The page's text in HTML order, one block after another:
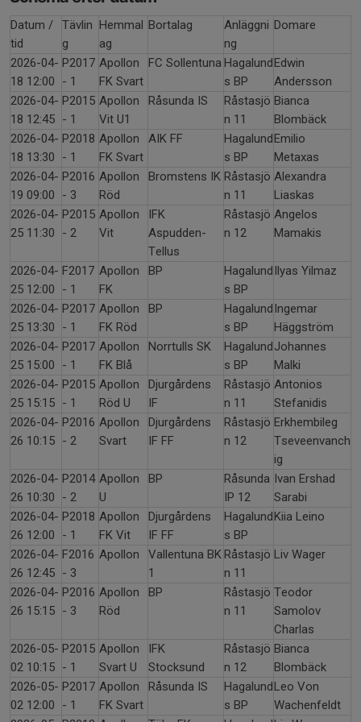
Datum /
tid
Tävlin
g
Hemmal
ag
Bortalag
Anläggni
ng
Domare
2026-04-
18 12:00
P2017
- 1
Apollon
FK Svart
FC Sollentuna Hagalund
s BP
Edwin
Andersson
2026-04-
18 12:45
P2015
- 1
Apollon
Vit U1
Råsunda IS
Råstasjö
n 11
Bianca
Blombäck
2026-04-
18 13:30
P2018
- 1
Apollon
FK Svart
AIK FF
Hagalund
s BP
Emilio
Metaxas
2026-04-
19 09:00
P2016
- 3
Apollon
Röd
Bromstens IK Råstasjö
n 11
Alexandra
Liaskas
2026-04-
25 11:30
P2015
- 2
Apollon
Vit
IFK
Aspudden-
Tellus
Råstasjö
n 12
Angelos
Mamakis
2026-04-
25 12:00
F2017
- 1
Apollon
FK
BP
Hagalund
s BP
Ilyas Yilmaz
2026-04-
25 13:30
P2017
- 1
Apollon
FK Röd
BP
Hagalund
s BP
Ingemar
Häggström
2026-04-
25 15:00
P2017
- 1
Apollon
FK Blå
Norrtulls SK
Hagalund
s BP
Johannes
Malki
2026-04-
25 15:15
P2015
- 1
Apollon
Röd U
Djurgårdens
IF
Råstasjö
n 11
Antonios
Stefanidis
2026-04-
26 10:15
P2016
- 2
Apollon
Svart
Djurgårdens
IF FF
Råstasjö
n 12
Erkhembileg
Tseveenvanch
ig
2026-04-
26 10:30
P2014
- 2
Apollon
U
BP
Råsunda
IP 12
Ivan Ershad
Sarabi
2026-04-
26 12:00
P2018
- 1
Apollon
FK Vit
Djurgårdens
IF FF
Hagalund
s BP
Kiia Leino
2026-04-
26 12:45
F2016
- 3
Apollon
Vallentuna BK
1
Råstasjö
n 11
Liv Wager
2026-04-
26 15:15
P2016
- 3
Apollon
Röd
BP
Råstasjö
n 11
Teodor
Samolov
Charlas
2026-05-
02 10:15
P2015
- 1
Apollon
Svart U
IFK
Stocksund
Råstasjö
n 12
Bianca
Blombäck
2026-05-
02 12:00
P2017
- 1
Apollon
FK Svart
Råsunda IS
Hagalund
s BP
Leo Von
Wachenfeldt